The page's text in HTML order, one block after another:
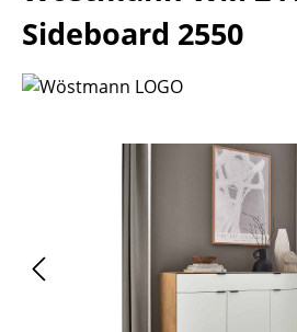
Sideboard 2550
Bildergalerie überspringen